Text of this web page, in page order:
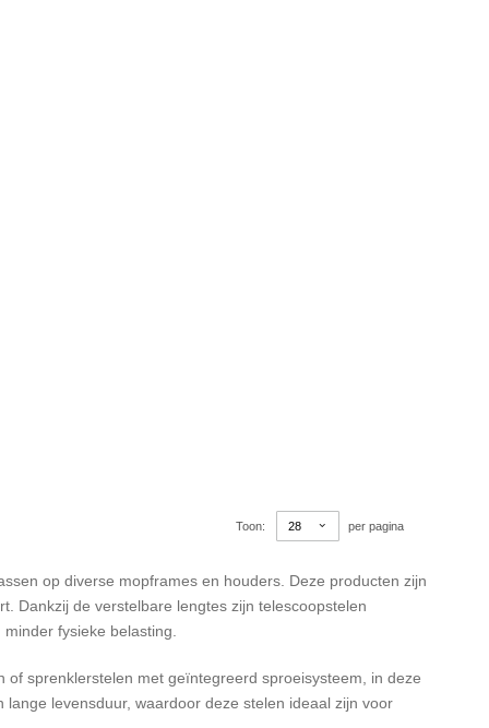
Toon per pagina
op diverse mopframes en houders. Deze producten zijn
Dankzij de verstelbare lengtes zijn telescoopstelen
fysieke belasting.
sprenklerstelen met geïntegreerd sproeisysteem, in deze
levensduur, waardoor deze stelen ideaal zijn voor